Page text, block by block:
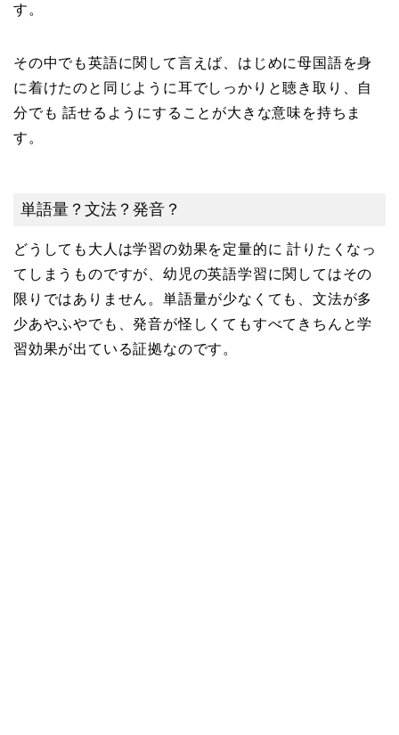
す。
その中でも英語に関して言えば、はじめに母国語を身
に着けたのと同じように耳でしっかりと聴き取り、自
分でも 話せるようにすることが大きな意味を持ちま
す。
単語量？文法？発音？
どうしても大人は学習の効果を定量的に 計りたくなっ
てしまうものですが、幼児の英語学習に関してはその
限りではありません。単語量が少なくても、文法が多
少あやふやでも、発音が怪しくてもすべてきちんと学
習効果が出ている証拠なのです。